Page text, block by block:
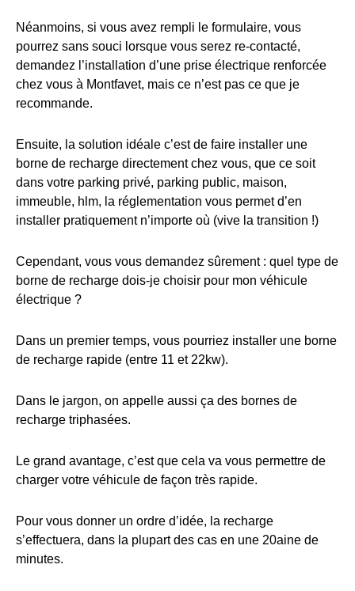
Néanmoins, si vous avez rempli le formulaire, vous
pourrez sans souci lorsque vous serez re-contacté,
demandez l’installation d’une prise électrique renforcée
chez vous à Montfavet, mais ce n’est pas ce que je
recommande.
Ensuite, la solution idéale c’est de faire installer une
borne de recharge directement chez vous, que ce soit
dans votre parking privé, parking public, maison,
immeuble, hlm, la réglementation vous permet d’en
installer pratiquement n’importe où (vive la transition !)
Cependant, vous vous demandez sûrement : quel type de
borne de recharge dois-je choisir pour mon véhicule
électrique ?
Dans un premier temps, vous pourriez installer une borne
de recharge rapide (entre 11 et 22kw).
Dans le jargon, on appelle aussi ça des bornes de
recharge triphasées.
Le grand avantage, c’est que cela va vous permettre de
charger votre véhicule de façon très rapide.
Pour vous donner un ordre d’idée, la recharge
s’effectuera, dans la plupart des cas en une 20aine de
minutes.